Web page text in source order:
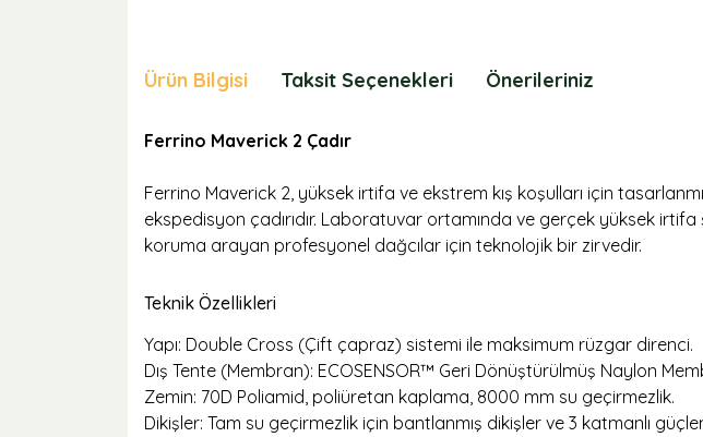
Ürün Bilgisi Taksit Seçenekleri Önerileriniz
Ferrino Maverick 2 Çadır
Ferrino Maverick 2, yüksek irtifa ve ekstrem kış koşulları için
ekspedisyon çadırıdır. Laboratuvar ortamında ve gerçek yüksek
koruma arayan profesyonel dağcılar için teknolojik bir zirvedir.
Teknik Özellikleri
Yapı: Double Cross (Çift çapraz) sistemi ile maksimum rüzgar direnci.
Dış Tente (Membran): ECOSENSOR™ Geri Dönüştürülmüş Naylon
Zemin: 70D Poliamid, poliüretan kaplama, 8000 mm su geçirmezlik.
Dikişler: Tam su geçirmezlik için bantlanmış dikişler ve 3 katmanlı